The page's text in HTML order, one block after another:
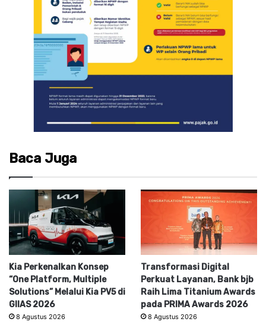
Baca Juga
Kia Perkenalkan Konsep
“One Platform, Multiple
Solutions” Melalui Kia PV5 di
GIIAS 2026
8 Agustus 2026
Transformasi Digital
Perkuat Layanan, Bank bjb
Raih Lima Titanium Awards
pada PRIMA Awards 2026
8 Agustus 2026